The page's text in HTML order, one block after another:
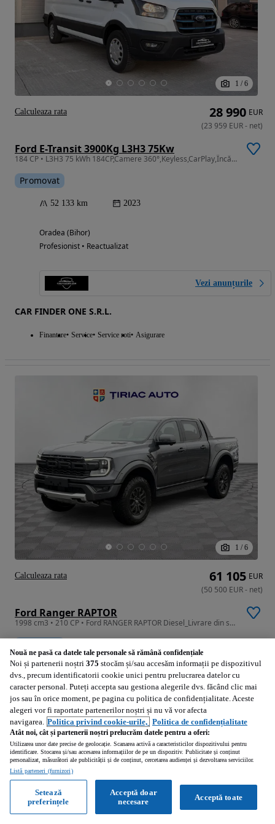
1 / 6
Ford E-Transit 3900Kg L3H3 75Kw
184 CP • L3H3 75 kWh 184CP,Camere 360°,Keyless,CarPlay,Încălzire Scaune & Parbr
Promovat
52 133 km 2023
Oradea (Bihor)
Profesionist • Reactualizat
Vezi anunțurile
CAR FINDER ONE S.R.L.
Finantare Service Service roti Asigurare
28 990 EUR
(23 959 EUR- net)
Calculeaza rata
1 / 6
Ford Ranger RAPTOR
1998 cm3 • 210 CP • Ford RANGER RAPTOR Diesel_Livrare din stoc
1 km 1998 cm3 2025
Brasov (Brasov)
Profesionist • Publicat
Vezi anunțurile
61 105 EUR
(50 500 EUR- net)
Calculeaza rata
Nouă ne pasă ca datele tale personale să rămână confidențiale
Noi și partenerii noștri 375 stocăm și/sau accesăm informații pe dispozitivul
dvs., precum identificatorii cookie unici pentru prelucrarea datelor cu
caracter personal. Puteți accepta sau gestiona alegerile dvs. făcând clic mai
jos sau în orice moment, pe pagina cu politica de confidențialitate. Aceste
alegeri vor fi raportate partenerilor noștri și nu vă vor afecta
navigarea. Politica privind cookie-urile, Politica de confidențialitate
Atât noi, cât și partenerii noștri prelucrăm datele pentru a oferi:
Utilizarea unor date precise de geolocație. Scanarea activă a caracteristicilor dispozitivului pentru
identificare. Stocarea și/sau accesarea informațiilor de pe un dispozitiv. Publicitate și conținut
personalizat, măsurători ale publicității și de conținut, cercetarea audienței și dezvoltarea serviciilor.
Listă parteneri (furnizori)
Acceptă toate
Acceptă doar
necesare
Setează
preferințele